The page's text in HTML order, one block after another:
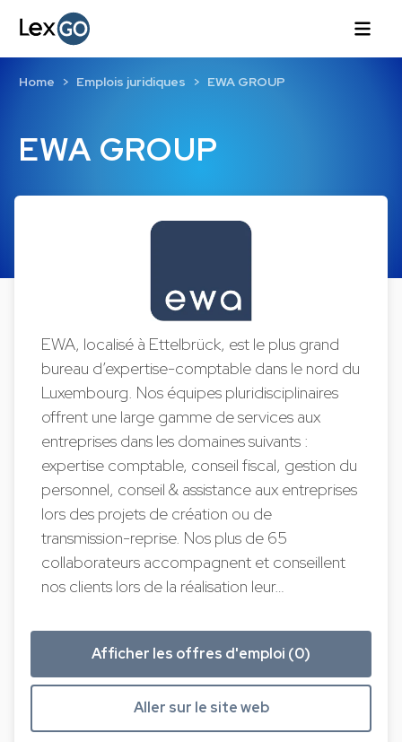
EWA GROUP
Home Emplois juridiques EWA GROUP
EWA, localisé à Ettelbrück, est le plus grand
bureau d’expertise-comptable dans le nord du
Luxembourg. Nos équipes pluridisciplinaires
offrent une large gamme de services aux
entreprises dans les domaines suivants :
expertise comptable, conseil fiscal, gestion du
personnel, conseil & assistance aux entreprises
lors des projets de création ou de
transmission-reprise. Nos plus de 65
collaborateurs accompagnent et conseillent
nos clients lors de la réalisation leur…
Afficher les offres d'emploi (0)
Aller sur le site web